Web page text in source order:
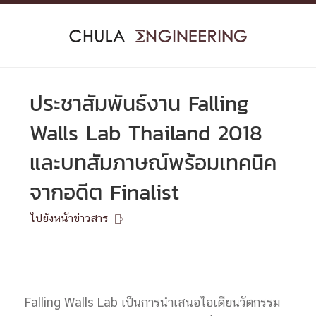
Skip
ประชาสัมพันธ์งาน Falling
Walls Lab Thailand 2018
และบทสัมภาษณ์พร้อมเทคนิค
จากอดีต Finalist
ไปยังหน้าข่าวสาร 
Falling Walls Lab เป็นการนำเสนอไอเดียนวัตกรรม